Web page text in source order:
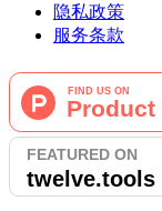
隐私政策
服务条款